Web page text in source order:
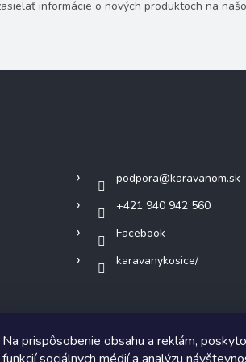
Na prispôsobenie obsahu a reklám,
informácie o nových produktoch na
podpora@karavanom.sk
+421 940 942 560
Facebook
karavanykosice/